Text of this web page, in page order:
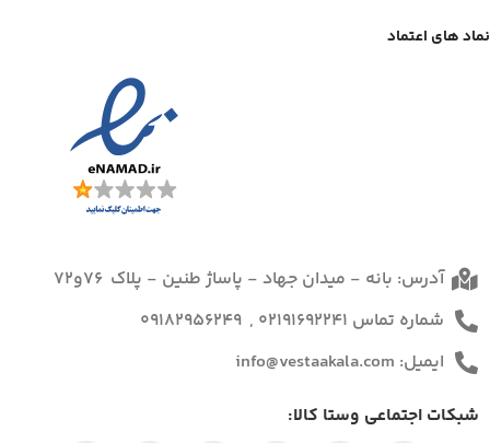
نماد های اعتماد
آدرس: بانه - میدان جهاد - پاساژ طنین - پلاک 76و72
شماره تماس 02191692241 , 09182956249
ایمیل: info@vestaakala.com
شبکات اجتماعی وستا کالا: